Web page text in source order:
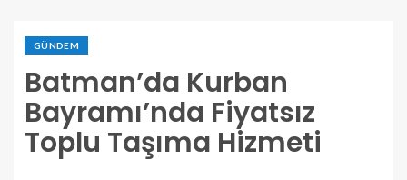
GÜNDEM
Batman’da Kurban
Bayramı’nda Fiyatsız
Toplu Taşıma Hizmeti